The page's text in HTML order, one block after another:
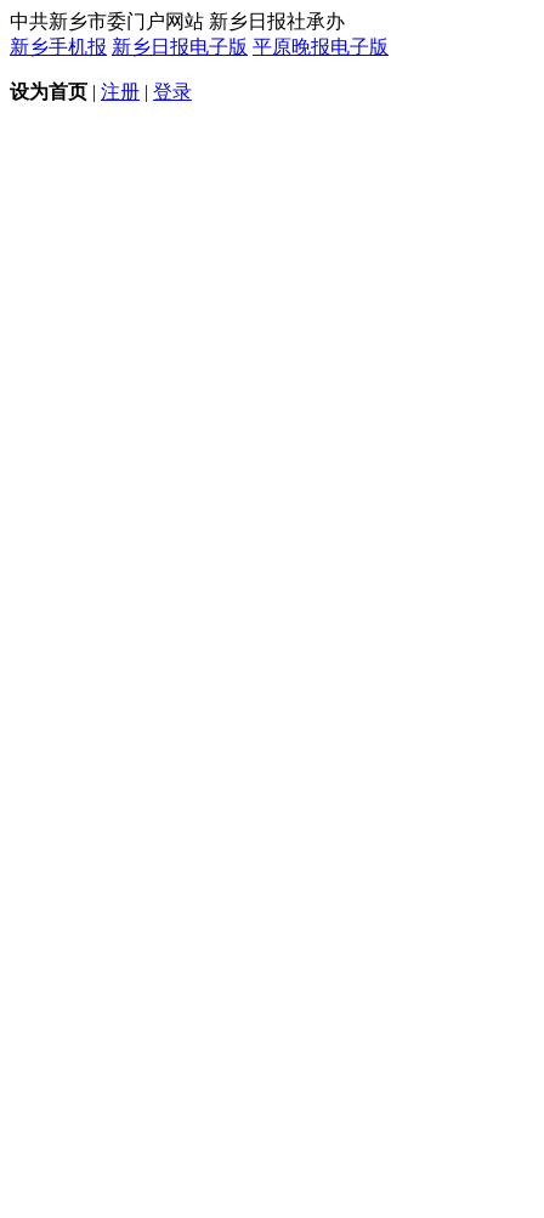
中共新乡市委门户网站 新乡日报社承办
新乡手机报 新乡日报电子版 平原晚报电子版
设为首页 | 注册 | 登录